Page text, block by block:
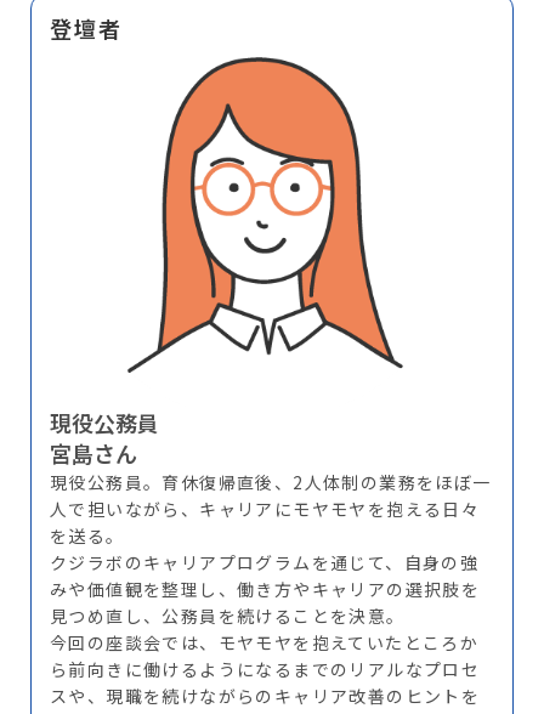
登壇者
現役公務員
宮島さん
現役公務員。育休復帰直後、2人体制の業務をほぼ一
人で担いながら、キャリアにモヤモヤを抱える日々
を送る。
クジラボのキャリアプログラムを通じて、自身の強
みや価値観を整理し、働き方やキャリアの選択肢を
見つめ直し、公務員を続けることを決意。
今回の座談会では、モヤモヤを抱えていたところか
ら前向きに働けるようになるまでのリアルなプロセ
スや、現職を続けながらのキャリア改善のヒントを